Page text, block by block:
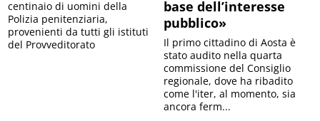
centinaio di uomini della
Polizia penitenziaria,
provenienti da tutti gli istituti
del Provveditorato
base dell’interesse
pubblico»
Il primo cittadino di Aosta è
stato audito nella quarta
commissione del Consiglio
regionale, dove ha ribadito
come l'iter, al momento, sia
ancora ferm...